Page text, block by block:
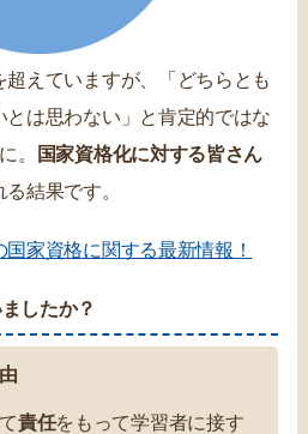
超えていますが、「どちらとも
は思わない」と肯定的ではな
。
国家資格化に対する皆さん
結果です。
国家資格に関する最新情報！
したか？
責任をもって学習者に接す